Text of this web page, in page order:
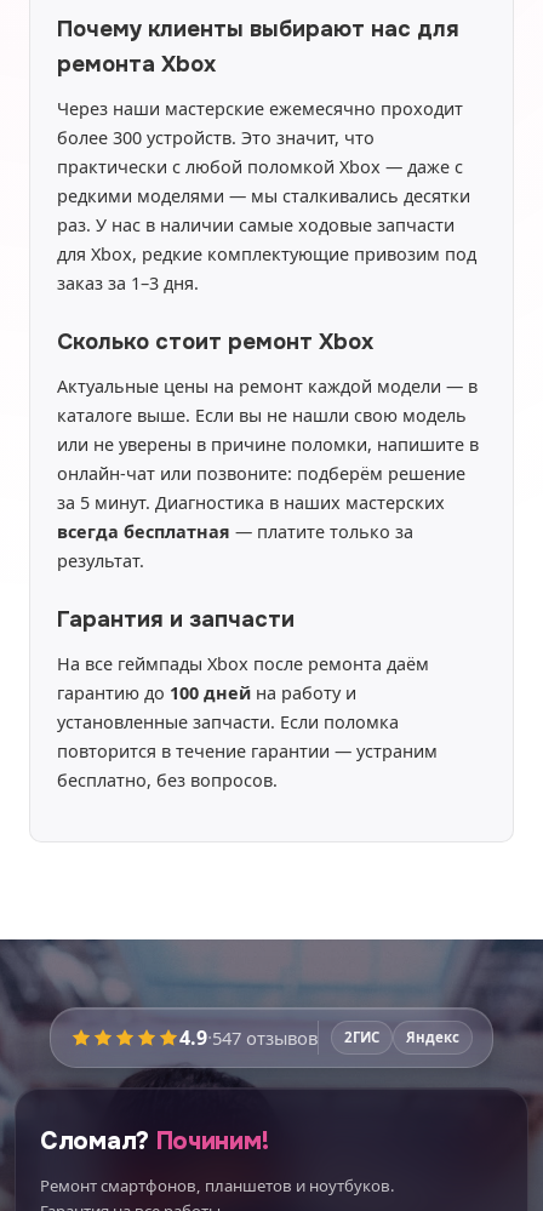
Почему клиенты выбирают нас для
ремонта Xbox
Через наши мастерские ежемесячно проходит
более 300 устройств. Это значит, что
практически с любой поломкой Xbox — даже с
редкими моделями — мы сталкивались десятки
раз. У нас в наличии самые ходовые запчасти
для Xbox, редкие комплектующие привозим под
заказ за 1–3 дня.
Сколько стоит ремонт Xbox
Актуальные цены на ремонт каждой модели — в
каталоге выше. Если вы не нашли свою модель
или не уверены в причине поломки, напишите в
онлайн-чат или позвоните: подберём решение
за 5 минут. Диагностика в наших мастерских
всегда бесплатная — платите только за
результат.
Гарантия и запчасти
На все геймпады Xbox после ремонта даём
гарантию до 100 дней на работу и
установленные запчасти. Если поломка
повторится в течение гарантии — устраним
бесплатно, без вопросов.
4.9·547 отзывов 2ГИС Яндекс
Сломал? Починим!
Ремонт смартфонов, планшетов и ноутбуков.